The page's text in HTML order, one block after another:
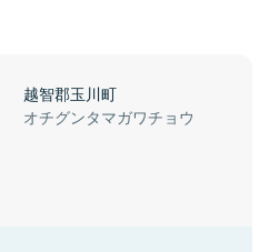
越智郡玉川町
オチグンタマガワチョウ